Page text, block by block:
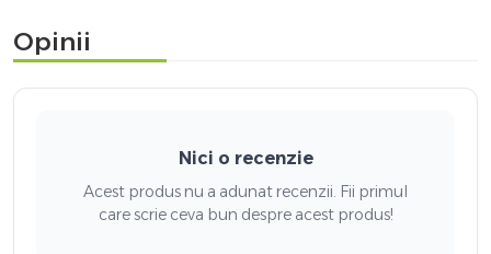
Opinii
Nici o recenzie
Acest produs nu a adunat recenzii. Fii primul
care scrie ceva bun despre acest produs!